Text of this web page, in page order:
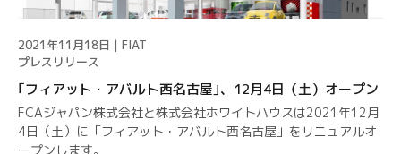
2021年11月18日 | FIAT
プレスリリース
｢フィアット・アバルト西名古屋｣、12月4日（土）オープン
FCAジャパン株式会社と株式会社ホワイトハウスは2021年12月
4日（土）に「フィアット・アバルト西名古屋」をリニュアルオ
ープンします。